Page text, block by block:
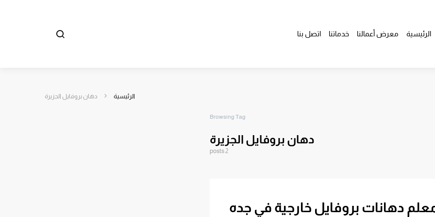
الرئيسية معرض أعمالنا خدماتنا اتصل بنا
الرئيسية دهان بروفايل الجزيرة
Browsing Tag
دهان بروفايل الجزيرة
2 posts
دهانات بروفايل خارجية في جده